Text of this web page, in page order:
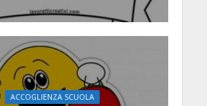
ACCOGLIENZA SCUOLA